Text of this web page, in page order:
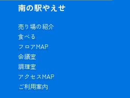
南の駅やえせ
売り場の紹介
食べる
フロアMAP
会議室
調理室
アクセスMAP
ご利用案内